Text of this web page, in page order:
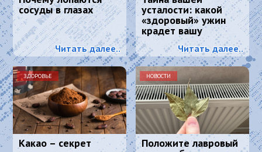
сосуды в глазах
Читать далее..
усталости: какой
«здоровый» ужин
крадет вашу
энергию и красоту
Читать далее..
ЗДОРОВЬЕ
Какао – секрет
НОВОСТИ
Положите лавровый